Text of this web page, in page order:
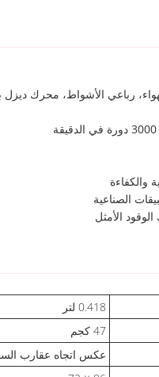
رباعي الأشواط، محرك ديزل
والكفاءة
الصناعية
الأمثل
0.418 لتر
47 كجم
عكس اتجاه عقارب